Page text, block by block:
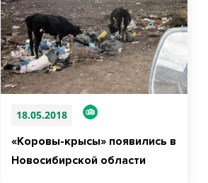
18.05.2018
«Коровы-крысы» появились в
Новосибирской области